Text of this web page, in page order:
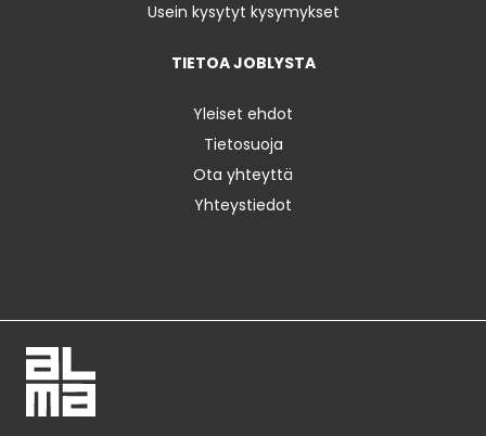
Usein kysytyt kysymykset
TIETOA JOBLYSTA
Yleiset ehdot
Tietosuoja
Ota yhteyttä
Yhteystiedot